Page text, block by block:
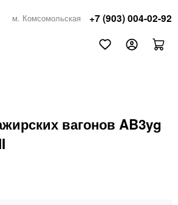
м. Комсомольская +7 (903) 004-02-92
вагонов AB3yg